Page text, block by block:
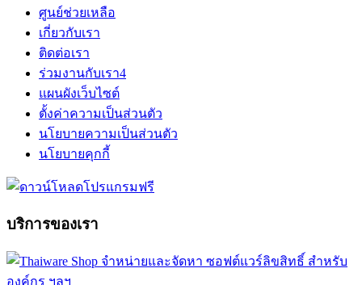
ศูนย์ช่วยเหลือ
เกี่ยวกับเรา
ติดต่อเรา
ร่วมงานกับเรา4
แผนผังเว็บไซต์
ตั้งค่าความเป็นส่วนตัว
นโยบายความเป็นส่วนตัว
นโยบายคุกกี้
บริการของเรา